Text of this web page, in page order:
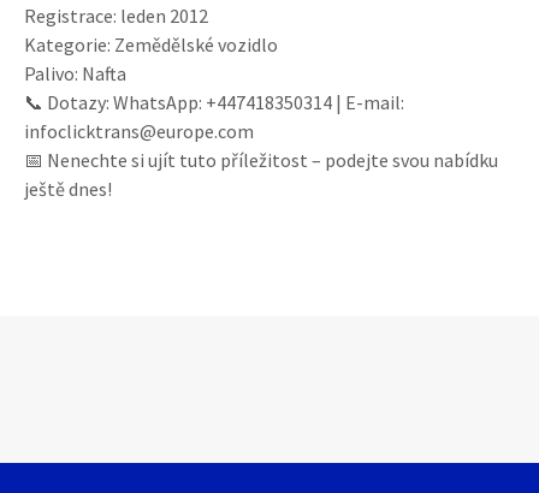
Registrace: leden 2012
Kategorie: Zemědělské vozidlo
Palivo: Nafta
📞 Dotazy: WhatsApp: +447418350314 | E-mail:
infoclicktrans@europe.com
📅 Nenechte si ujít tuto příležitost – podejte svou nabídku
ještě dnes!